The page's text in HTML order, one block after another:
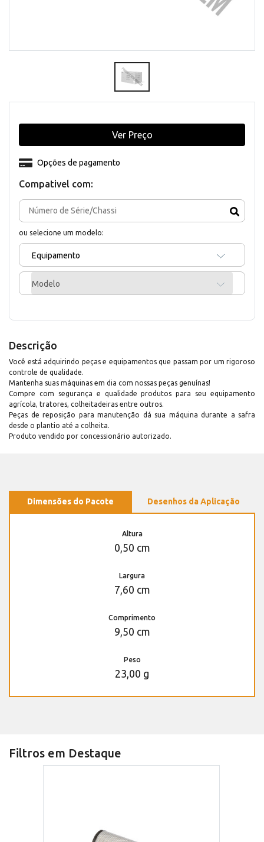
Compativel com:
ou selecione um modelo:
Equipamento
Modelo
Opções de pagamento
Ver Preço
Descrição
Você está adquirindo peças e equipamentos que passam por um rigoroso
controle de qualidade.
Mantenha suas máquinas em dia com nossas peças genuínas!
Compre com segurança e qualidade produtos para seu equipamento
agrícola, tratores, colheitadeiras entre outros.
Peças de reposição para manutenção dá sua máquina durante a safra
desde o plantio até a colheita.
Produto vendido por concessionário autorizado.
Dimensões do Pacote Desenhos da Aplicação
Altura
0,50 cm
Largura
7,60 cm
Comprimento
9,50 cm
Peso
23,00 g
Filtros em Destaque